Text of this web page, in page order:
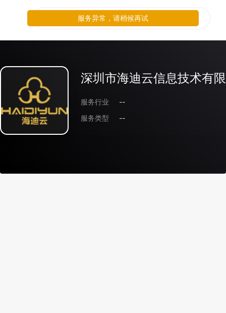
深圳市海迪云信息技术有
服务行业
--
服务类型
--
服务异常，请稍候再试